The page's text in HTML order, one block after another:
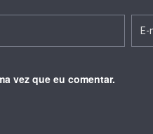
vez que eu comentar.